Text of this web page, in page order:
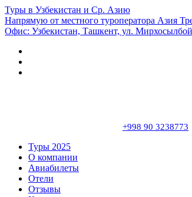
Туры в Узбекистан и Ср. Азию
Напрямую от местного туроператора Азия
Офис: Узбекистан, Ташкент, ул.
+998 90 3238773
Туры 2025
О компании
Авиабилеты
Отели
Отзывы